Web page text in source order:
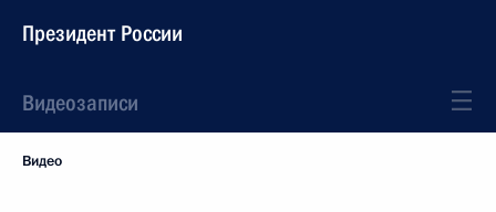
Президент России
Видеозаписи
Видео